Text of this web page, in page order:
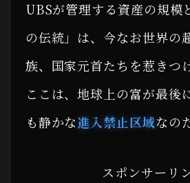
UBSが管理する資産の規模
の伝統」は、今なお世界の
族、国家元首たちを惹きつ
ここは、地球上の富が最後
も静かな進入禁止区域なの
スポンサーリ